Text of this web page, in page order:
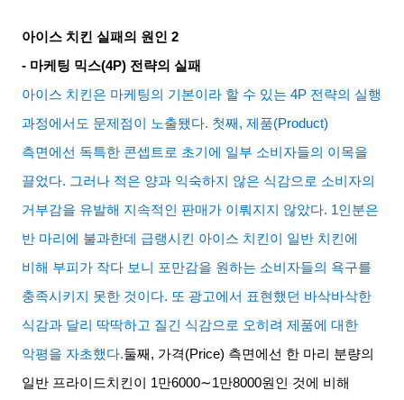
아이스 치킨 실패의 원인 2
- 마케팅 믹스(4P) 전략의 실패
아이스 치킨은 마케팅의 기본이라 할 수 있는 4P 전략의 실행
과정에서도 문제점이 노출됐다. 첫째 ,제품(Product)
측면에선 독특한 콘셉트로 초기에 일부 소비자들의 이목을
끌었다. 그러나 적은 양과 익숙하지 않은 식감으로 소비자의
거부감을 유발해 지속적인 판매가 이뤄지지 않았다. 1인분은
반 마리에 불과한데 급랭시킨 아이스 치킨이 일반 치킨에
비해 부피가 작다 보니 포만감을 원하는 소비자들의 욕구를
충족시키지 못한 것이다. 또 광고에서 표현했던 바삭바삭한
식감과 달리 딱딱하고 질긴 식감으로 오히려 제품에 대한
악평을 자초했다.둘째 , 가격(Price) 측면에선 한 마리 분량의
일반 프라이드치킨이
1만6000∼1만8000원인 것에 비해